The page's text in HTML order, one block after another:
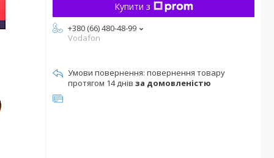
Купити з
+380 (66) 480-48-99
Vodafon
повернення товару
протягом 14 днів за домовленістю